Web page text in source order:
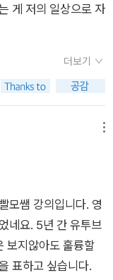
게 저의 일상으로 자
더보기
모쌤 강의입니다. 영
네요. 5년 간 유투브
보지않아도 훌륭할
표하고 싶습니다.